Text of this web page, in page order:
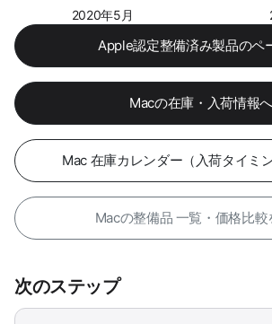
2020年5月
Apple認定整備済み製品のペ
Macの在庫・入荷情報へ
Mac 在庫カレンダー（入荷タイミ
Macの整備品 一覧・価格比較
次のステップ